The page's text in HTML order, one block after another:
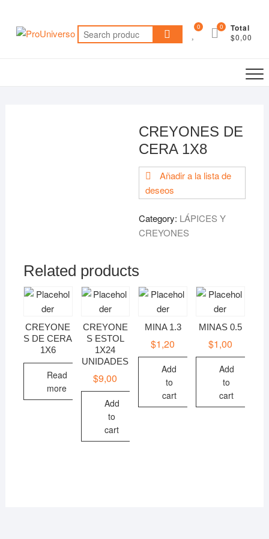
contenido
Search
for:
0 Total
$0,00
0
CREYONES DE
CERA 1X8
Añadir a la lista de
deseos
Category: LÁPICES Y
CREYONES
Related products
CREYONE
S DE CERA
1X6
Read
more
CREYONE
S ESTOL
1X24
UNIDADES
$9,00
Add
to
cart
MINA 1.3
$1,20
Add
to
cart
MINAS 0.5
$1,00
Add
to
cart